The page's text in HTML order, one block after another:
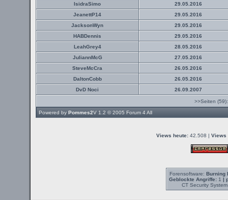
IsidraSimo
29.05.2016
JeanettP14
29.05.2016
JacksonWyn
29.05.2016
HABDennis
29.05.2016
LeahGrey4
28.05.2016
JuliannMcG
27.05.2016
SteveMcCra
26.05.2016
DaltonCobb
26.05.2016
DvD Noci
26.09.2007
>>Seiten
Powered by Pommes2V 1.2 © 2005 Forum 4 All
Views heute: 42.508 | Views
Forensoftware: Burning
Geblockte Angriffe:1 |
CT Security